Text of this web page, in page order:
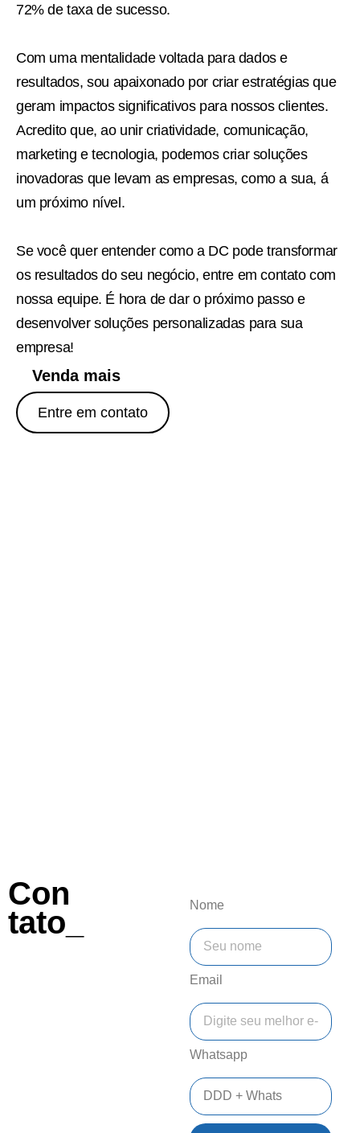
72% de taxa de sucesso.
Com uma mentalidade voltada para dados e
resultados, sou apaixonado por criar estratégias que
geram impactos significativos para nossos clientes.
Acredito que, ao unir criatividade, comunicação,
marketing e tecnologia, podemos criar soluções
inovadoras que levam as empresas, como a sua, á
um próximo nível.
Se você quer entender como a DC pode transformar
os resultados do seu negócio, entre em contato com
nossa equipe. É hora de dar o próximo passo e
desenvolver soluções personalizadas para sua
empresa!
Venda mais
Entre em contato
Con
tato_
Nome
Email
Whatsapp